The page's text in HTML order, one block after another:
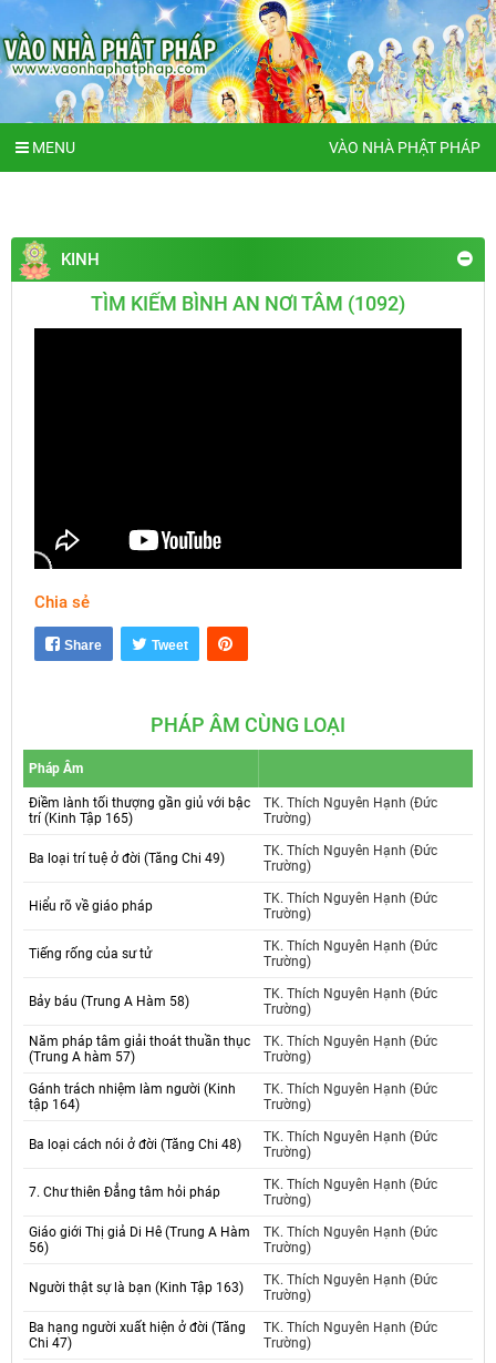
MENU VÀO NHÀ PHẬT PHÁP
KINH
TÌM KIẾM BÌNH AN NƠI TÂM (1092)
Chia sẻ
Share Tweet
PHÁP ÂM CÙNG LOẠI
Pháp Âm
Điềm lành tối thượng gần giủ với bậc
trí (Kinh Tập 165)
TK. Thích Nguyên Hạnh (Đức
Trường)
Ba loại trí tuệ ở đời (Tăng Chi 49)
TK. Thích Nguyên Hạnh (Đức
Trường)
Hiểu rõ về giáo pháp
TK. Thích Nguyên Hạnh (Đức
Trường)
Tiếng rống của sư tử
TK. Thích Nguyên Hạnh (Đức
Trường)
Bảy báu (Trung A Hàm 58)
TK. Thích Nguyên Hạnh (Đức
Trường)
Năm pháp tâm giải thoát thuần thục
(Trung A hàm 57)
TK. Thích Nguyên Hạnh (Đức
Trường)
Gánh trách nhiệm làm người (Kinh
tập 164)
TK. Thích Nguyên Hạnh (Đức
Trường)
Ba loại cách nói ở đời (Tăng Chi 48)
TK. Thích Nguyên Hạnh (Đức
Trường)
7. Chư thiên Đẳng tâm hỏi pháp
TK. Thích Nguyên Hạnh (Đức
Trường)
Giáo giới Thị giả Di Hê (Trung A Hàm
56)
TK. Thích Nguyên Hạnh (Đức
Trường)
Người thật sự là bạn (Kinh Tập 163)
TK. Thích Nguyên Hạnh (Đức
Trường)
Ba hạng người xuất hiện ở đời (Tăng
Chi 47)
TK. Thích Nguyên Hạnh (Đức
Trường)